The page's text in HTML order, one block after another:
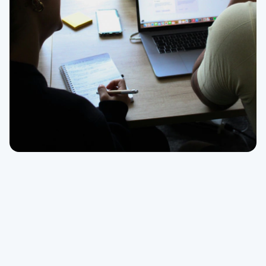
Pont de Sèvres - Bus467.
Écrivez-nous à
admin@beelixacademy.com
Votre message sera traité en toute
confidentialité, par notre référente Aurélie
qui prendra contact avec vous.